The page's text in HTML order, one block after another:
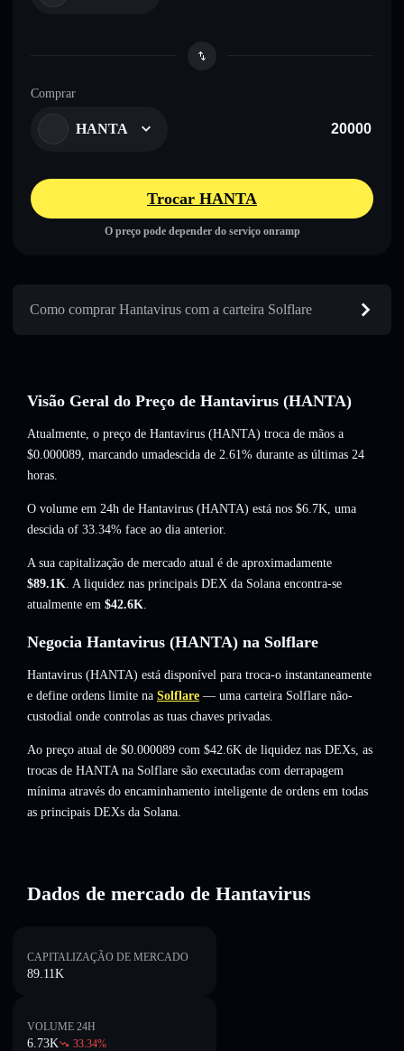
Comprar
HANTA
Trocar HANTA
O preço pode depender do serviço onramp
Como comprar Hantavirus com a carteira Solflare
Visão Geral do Preço de Hantavirus (HANTA)
Atualmente, o preço de Hantavirus (HANTA) troca de mãos a
$0.000089, marcando umadescida de 2.61% durante as últimas 24
horas.
O volume em 24h de Hantavirus (HANTA) está nos $6.7K, uma
descida of 33.34% face ao dia anterior.
A sua capitalização de mercado atual é de aproximadamente
$89.1K. A liquidez nas principais DEX da Solana encontra-se
atualmente em $42.6K.
Negocia Hantavirus (HANTA) na Solflare
Hantavirus (HANTA) está disponível para troca-o instantaneamente
e define ordens limite na Solflare — uma carteira Solflare não-
custodial onde controlas as tuas chaves privadas.
Ao preço atual de $0.000089 com $42.6K de liquidez nas DEXs, as
trocas de HANTA na Solflare são executadas com derrapagem
mínima através do encaminhamento inteligente de ordens em todas
as principais DEXs da Solana.
Dados de mercado de Hantavirus
CAPITALIZAÇÃO DE MERCADO
89.11K
VOLUME 24H
6.73K 33.34%